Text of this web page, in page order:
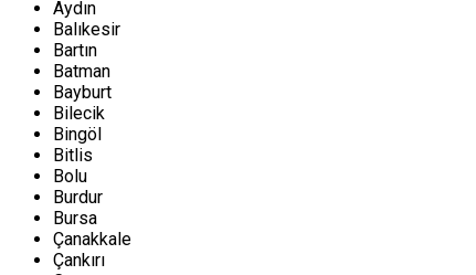
Aydın
Balıkesir
Bartın
Batman
Bayburt
Bilecik
Bingöl
Bitlis
Bolu
Burdur
Bursa
Çanakkale
Çankırı